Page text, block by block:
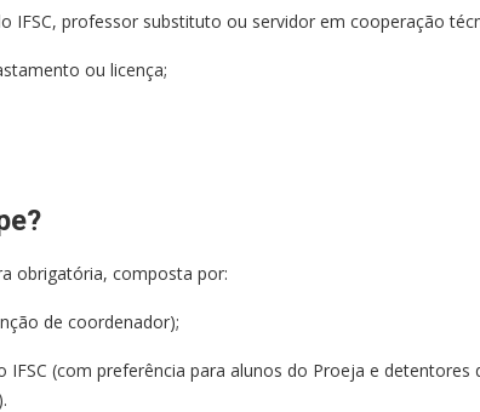
IFSC, professor substituto ou servidor em cooperação
ou licença;
obrigatória, composta por:
de coordenador);
(com preferência para alunos do Proeja e detentores